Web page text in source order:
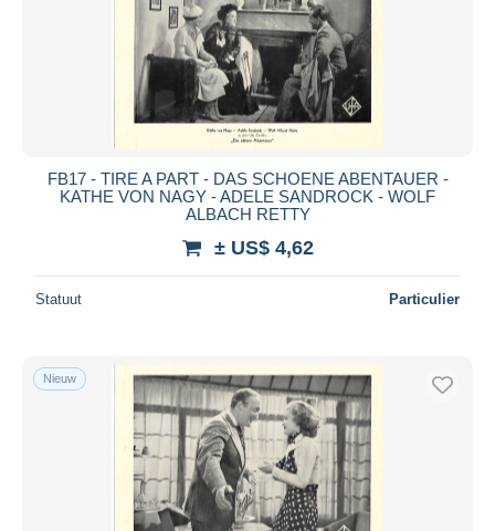
FB17 - TIRE A PART - DAS SCHOENE ABENTAUER -
KATHE VON NAGY - ADELE SANDROCK - WOLF
ALBACH RETTY
± US$ 4,62
Statuut Particulier
Nieuw